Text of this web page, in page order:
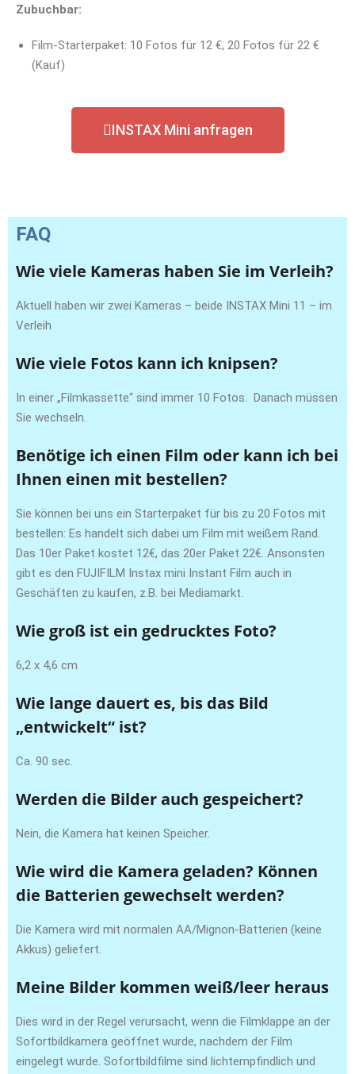
Zubuchbar:
Film-Starterpaket: 10 Fotos für 12 €, 20 Fotos für 22 €
(Kauf)
INSTAX Mini anfragen
FAQ
Wie viele Kameras haben Sie im Verleih?
Aktuell haben wir zwei Kameras – beide INSTAX Mini 11 – im
Verleih
Wie viele Fotos kann ich knipsen?
In einer „Filmkassette“ sind immer 10 Fotos. Danach müssen
Sie wechseln.
Benötige ich einen Film oder kann ich bei
Ihnen einen mit bestellen?
Sie können bei uns ein Starterpaket für bis zu 20 Fotos mit
bestellen: Es handelt sich dabei um Film mit weißem Rand.
Das 10er Paket kostet 12€, das 20er Paket 22€. Ansonsten
gibt es den FUJIFILM Instax mini Instant Film auch in
Geschäften zu kaufen, z.B. bei Mediamarkt.
Wie groß ist ein gedrucktes Foto?
6,2 x 4,6 cm
Wie lange dauert es, bis das Bild
„entwickelt“ ist?
Ca. 90 sec.
Werden die Bilder auch gespeichert?
Nein, die Kamera hat keinen Speicher.
Wie wird die Kamera geladen? Können
die Batterien gewechselt werden?
Die Kamera wird mit normalen AA/Mignon-Batterien (keine
Akkus) geliefert.
Meine Bilder kommen weiß/leer heraus
Dies wird in der Regel verursacht, wenn die Filmklappe an der
Sofortbildkamera geöffnet wurde, nachdem der Film
eingelegt wurde. Sofortbildfilme sind lichtempfindlich und